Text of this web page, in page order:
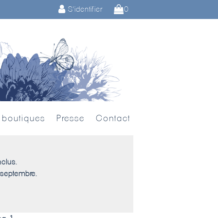
S'identifier 0
boutiques Presse Contact